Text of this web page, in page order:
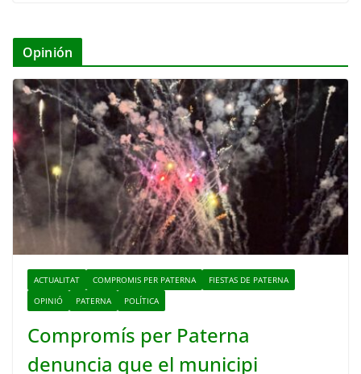
Opinión
ACTUALITAT COMPROMIS PER PATERNA
FIESTAS DE PATERNA
OPINIÓ
PATERNA POLÍTICA
Compromís per Paterna
denuncia que el municipi